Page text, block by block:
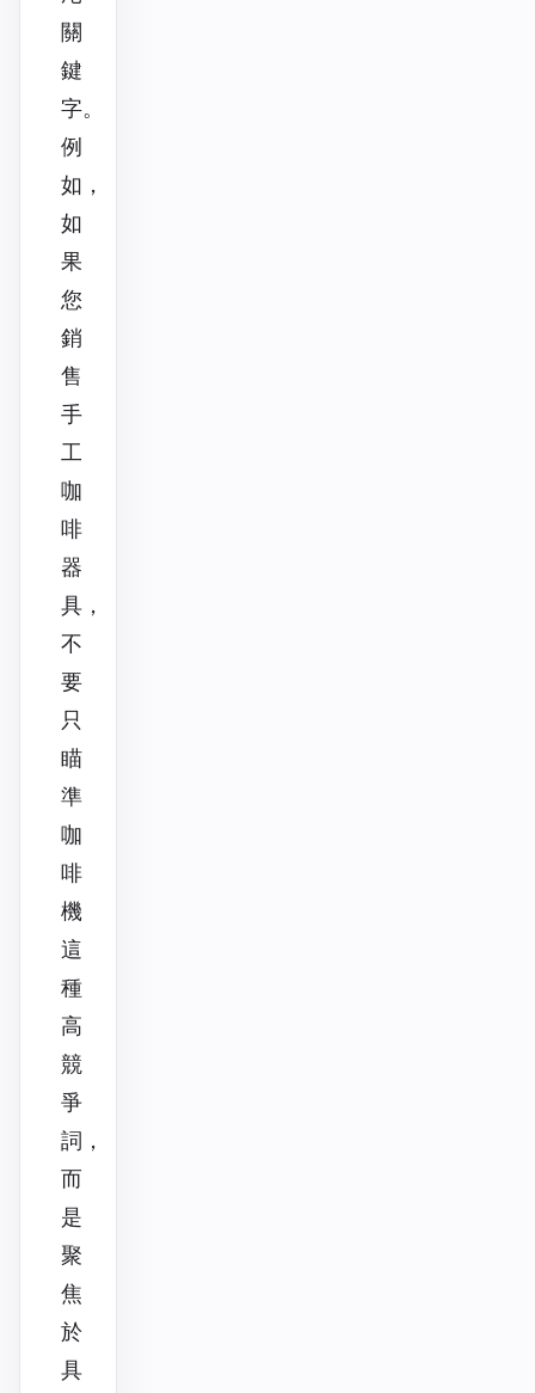
關
鍵
字。
例
如，
如
果
您
銷
售
手
工
咖
啡
器
具，
不
要
只
瞄
準
咖
啡
機
這
種
高
競
爭
詞，
而
是
聚
焦
於
具